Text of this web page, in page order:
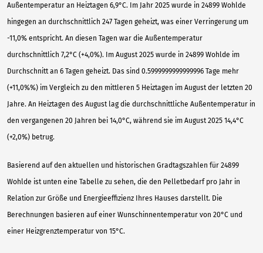
Außentemperatur an Heiztagen 6,9°C. Im Jahr 2025 wurde in 24899 Wohlde
hingegen an durchschnittlich 247 Tagen geheizt, was einer Verringerung um
-11,0% entspricht. An diesen Tagen war die Außentemperatur
durchschnittlich 7,2°C (+4,0%). Im August 2025 wurde in 24899 Wohlde im
Durchschnitt an 6 Tagen geheizt. Das sind 0.5999999999999996 Tage mehr
(+11,0%%) im Vergleich zu den mittleren 5 Heiztagen im August der letzten 20
Jahre. An Heiztagen des August lag die durchschnittliche Außentemperatur in
den vergangenen 20 Jahren bei 14,0°C, während sie im August 2025 14,4°C
(+2,0%) betrug.
Basierend auf den aktuellen und historischen Gradtagszahlen für 24899
Wohlde ist unten eine Tabelle zu sehen, die den Pelletbedarf pro Jahr in
Relation zur Größe und Energieeffizienz Ihres Hauses darstellt. Die
Berechnungen basieren auf einer Wunschinnentemperatur von 20°C und
einer Heizgrenztemperatur von 15°C.